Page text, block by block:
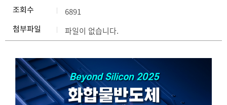
조회수 6891
첨부파일 파일이 없습니다.